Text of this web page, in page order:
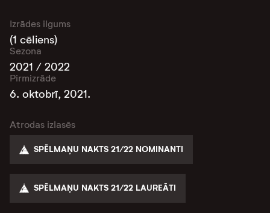
Izrādes ilgums
(1 cēliens)
Sezona
2021 / 2022
Pirmizrāde
6. oktobrī, 2021.
Atrodas izlasēs
SPĒLMAŅU NAKTS 21/22 NOMINANTI
SPĒLMAŅU NAKTS 21/22 LAUREĀTI